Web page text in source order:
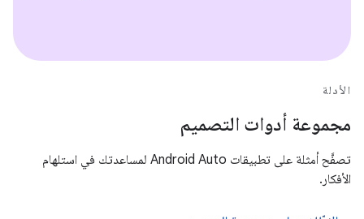
الأدلة
مجموعة أدوات التصميم
تصفَّح أمثلة على تطبيقات Android Auto لمساعدتك في استلهام
الأفكار.